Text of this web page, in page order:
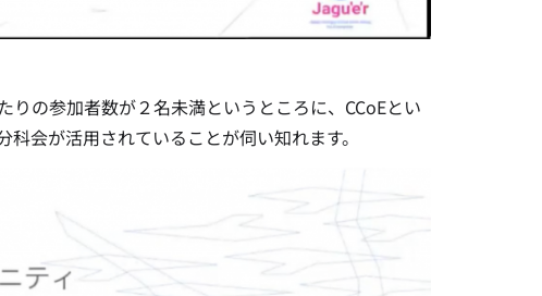
の参加者数が２名未満というところに、CCoEとい
会が活用されていることが伺い知れます。